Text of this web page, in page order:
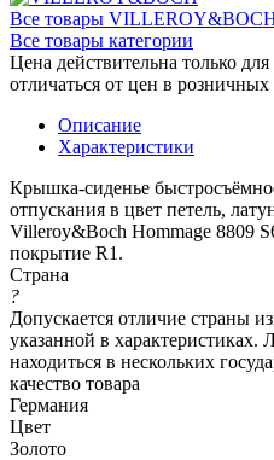
Все товары
Все товары категории
Цена действительна только
отличаться от цен в розничных
Описание
Характеристики
Крышка-сиденье
отпускания в цвет петель,
Villeroy&Boch Hommage 8809
покрытие R1.
Страна
?
Допускается отличие страны
указанной в характеристиках.
находиться в нескольких
качество товара
Германия
Цвет
Золото